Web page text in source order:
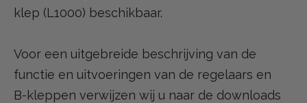
klep (L1000) beschikbaar.
Voor een uitgebreide beschrijving van de
functie en uitvoeringen van de regelaars en
B-kleppen verwijzen wij u naar de downloads